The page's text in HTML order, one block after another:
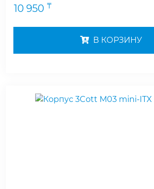
10 950 ₸
В КОРЗИНУ